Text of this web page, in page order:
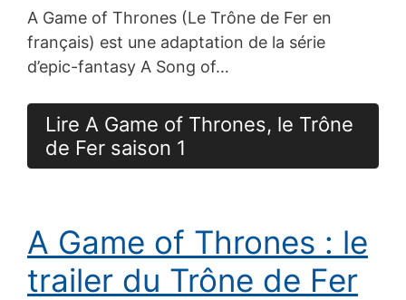
A Game of Thrones (Le Trône de Fer en
français) est une adaptation de la série
d’epic-fantasy A Song of…
Lire A Game of Thrones, le Trône
de Fer saison 1
A Game of Thrones : le
trailer du Trône de Fer